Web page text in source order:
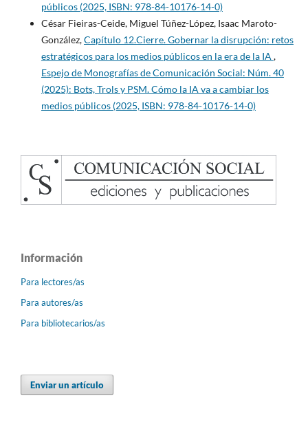
públicos (2025, ISBN: 978-84-10176-14-0)
César Fieiras-Ceide, Miguel Túñez-López, Isaac Maroto-
González,Capítulo 12.Cierre. Gobernar la disrupción: retos
estratégicos para los medios públicos en la era de la IA ,
Espejo de Monografías de Comunicación Social: Núm. 40
(2025): Bots, Trols y PSM. Cómo la IA va a cambiar los
medios públicos (2025, ISBN: 978-84-10176-14-0)
Información
Para lectores/as
Para autores/as
Para bibliotecarios/as
Enviar un artículo